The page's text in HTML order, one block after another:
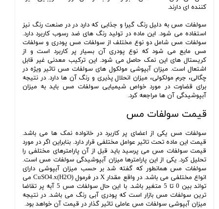
کننده ای دارند.
سولفات مس به دلیل رنگ گیرا و جذابی که دارد در در صنعت رنگ نیز
استفاده می شود. این ماده در تولید رنگ های ضد رسوب کاربرد دارد.
سولفات مس شامل دو نوع مختلف از سولفات مس پودری و سولفات
مس مایع می شود که نوع پودری آن بسیار پر کاربرد است و از
کریستال های این نمک حاصل می شود. این ترکیب معدنی غیر قابل
اشتعال است. میزان آبپوشی مولکول های سولفات مس تاثیر ویژه در
چگالی، جرم مولکولی، میزان انحلال پذیری و رنگ آن ها دارد. در نتیجه
برای قضاوت در مورد خواص شیمیایی سولفات مس باید به میزان
آبپوشیدگی آن ها مراجعه کرد.
قیمت سولفات مس
سولفات مس یکی از اعضای پر کاربرد در خانواده نمک ها می باشد.
قیمت این ماده تحت تاثیر عوامل مختلفی قرار دارد. بنابراین اگر در مورد
قیمت سولفات مس می پرسید باید قبل از آن پارامترهای مختلفی را
تحلیل کرد. یکی از این پارامترها میزان آبپوشیدگی سولفات مس است.
سولفات مس همانطور که گفته شد بر حسب میزان آبپوشی دارای
انواع مختلفی می باشد. در واقع مقدار X در فرمول CuSO4.x(H2O) می
تواند بین 0 تا 5 متغیر باشد. با این حال سولفات مس 5 آبه پر تقاضا
ترین سولفات مس بازار است که پودری آبی رنگ می باشد. در نتیجه
میزان آبپوشی سولفات مس عاملی تاثیر گذار در قیمت آن خواهد بود.